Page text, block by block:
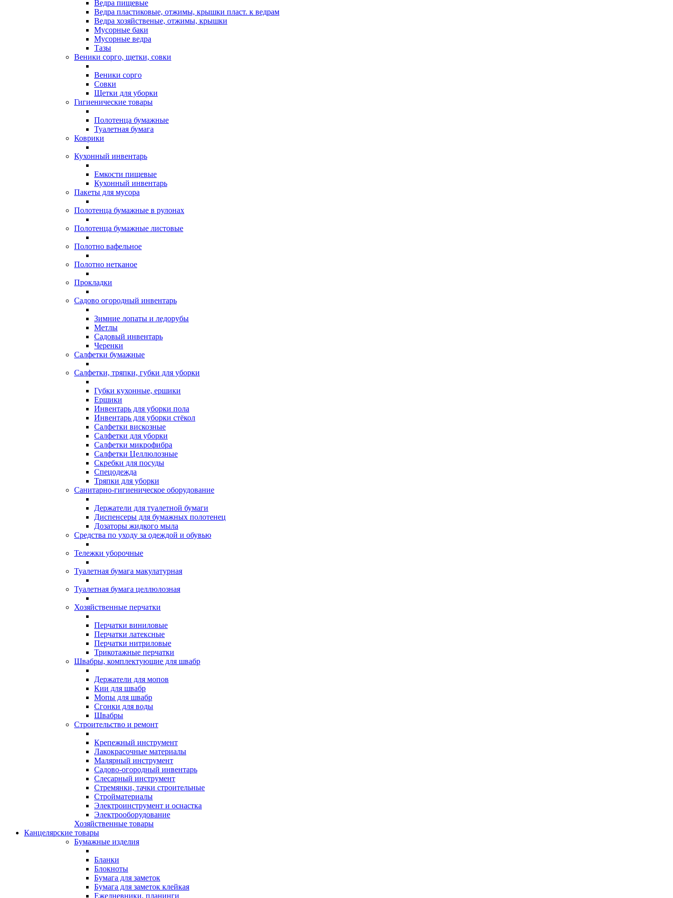
Ведра пищевые
Ведра пластиковые, отжимы, крышки пласт. к ведрам
Ведра хозяйственые, отжимы, крышки
Мусорные баки
Мусорные ведра
Тазы
Веники сорго, щетки, совки
Веники сорго
Совки
Щетки для уборки
Гигиенические товары
Полотенца бумажные
Туалетная бумага
Коврики
Кухонный инвентарь
Емкости пищевые
Кухонный инвентарь
Пакеты для мусора
Полотенца бумажные в рулонах
Полотенца бумажные листовые
Полотно вафельное
Полотно нетканое
Прокладки
Садово огородный инвентарь
Зимние лопаты и ледорубы
Метлы
Садовый инвентарь
Черенки
Салфетки бумажные
Салфетки, тряпки, губки для уборки
Губки кухонные, ершики
Ершики
Инвентарь для уборки пола
Инвентарь для уборки стёкол
Салфетки вискозные
Салфетки для уборки
Салфетки микрофибра
Салфетки Целлюлозные
Скребки для посуды
Спецодежда
Тряпки для уборки
Санитарно-гигиеническое оборудование
Держатели для туалетной бумаги
Диспенсеры для бумажных полотенец
Дозаторы жидкого мыла
Средства по уходу за одеждой и обувью
Тележки уборочные
Туалетная бумага макулатурная
Туалетная бумага целлюлозная
Хозяйственные перчатки
Перчатки виниловые
Перчатки латексные
Перчатки нитриловые
Трикотажные перчатки
Швабры, комплектующие для швабр
Держатели для мопов
Кии для швабр
Мопы для швабр
Сгонки для воды
Швабры
Строительство и ремонт
Крепежный инструмент
Лакокрасочные материалы
Малярный инструмент
Садово-огородный инвентарь
Слесарный инструмент
Стремянки, тачки строительные
Стройматериалы
Электроинструмент и оснастка
Электрооборудование
Хозяйственные товары
Канцелярские товары
Бумажные изделия
Бланки
Блокноты
Бумага для заметок
Бумага для заметок клейкая
Ежедневники, планинги